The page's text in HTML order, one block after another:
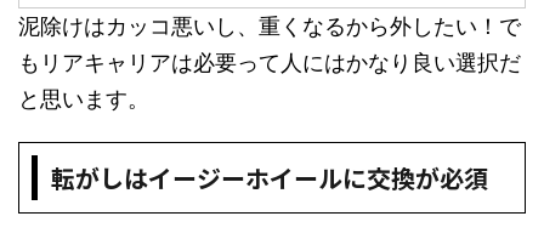
泥除けはカッコ悪いし、重くなるから外したい！で
もリアキャリアは必要って人にはかなり良い選択だ
と思います。
転がしはイージーホイールに交換が必須